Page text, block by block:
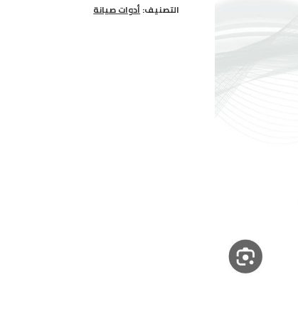
050
التصنيف:أدوات صيانة